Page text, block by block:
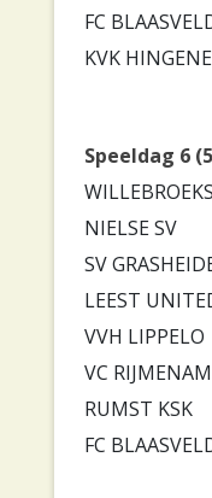
FC
KVK HINGENE
Speeldag 6
NIELSE SV
SV
LEEST
VVH LIPPELO
VC RIJMENAM
RUMST KSK
FC